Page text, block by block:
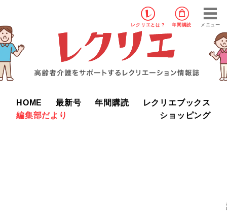
レクリエ とは？ 年間購読 メニュー
HOME 最新号 年間購読
レクリエブックス
編集部だより
ショッピング